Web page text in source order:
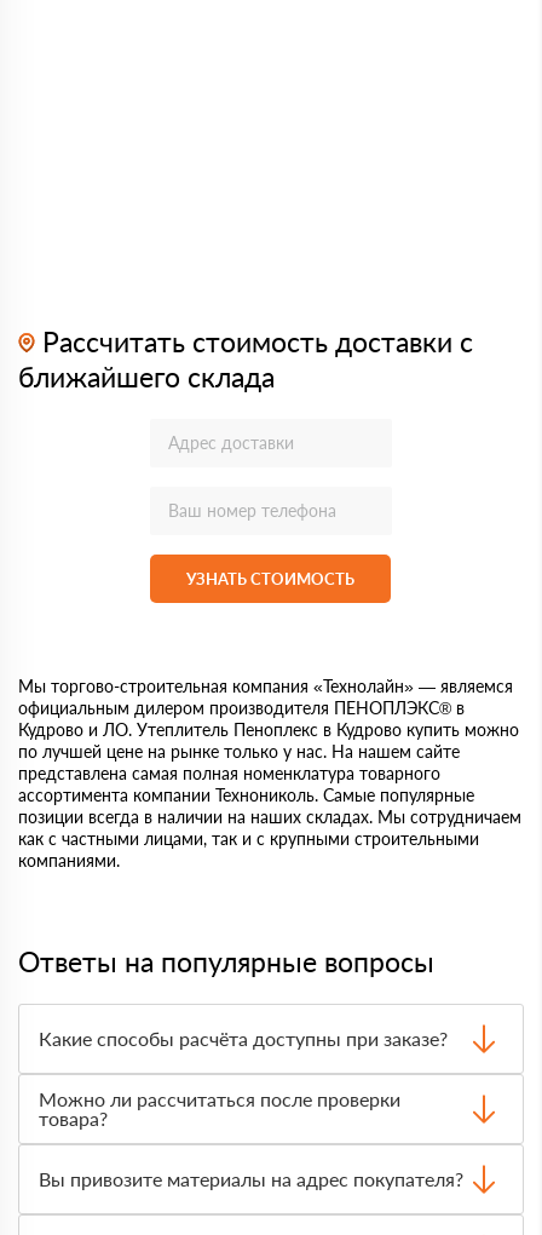
Рассчитать стоимость доставки с
ближайшего склада
УЗНАТЬ СТОИМОСТЬ
Мы торгово-строительная компания «Технолайн» — являемся
официальным дилером производителя ПЕНОПЛЭКС® в
Кудрово и ЛО. Утеплитель Пеноплекс в Кудрово купить можно
по лучшей цене на рынке только у нас. На нашем сайте
представлена самая полная номенклатура товарного
ассортимента компании Технониколь. Самые популярные
позиции всегда в наличии на наших складах. Мы сотрудничаем
как с частными лицами, так и с крупными строительными
компаниями.
Ответы на популярные вопросы
Какие способы расчёта доступны при заказе?
счёту. Точный формат оплаты менеджер согласует с
вами до отгрузки.
Можно ли рассчитаться после проверки
товара?
получения. Сначала вы принимаете материал,
проверяете количество и внешний вид, затем
оплачиваете.
Вы привозите материалы на адрес покупателя?